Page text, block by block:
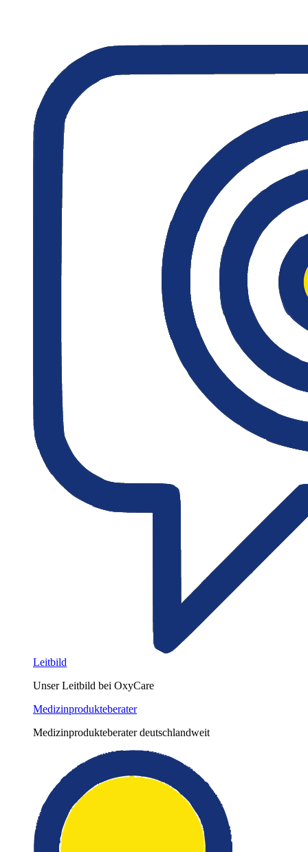
Leitbild
Unser Leitbild bei OxyCare
Medizinprodukteberater
Medizinprodukteberater deutschlandweit